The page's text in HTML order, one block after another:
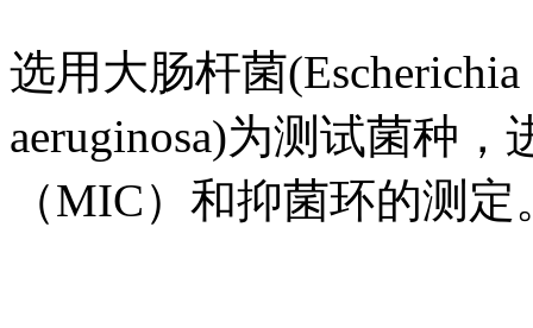
选用大肠杆菌
aeruginosa)为测试菌种
（MIC）和抑菌环的测定